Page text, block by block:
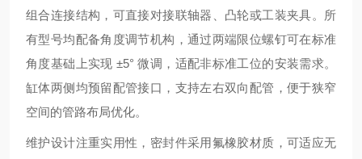
组合连接结构，可直接对接联轴器、凸轮或工装夹具。所
有型号均配备角度调节机构，通过两端限位螺钉可在标准
角度基础上实现 ±5° 微调，适配非标准工位的安装需求。
缸体两侧均预留配管接口，支持左右双向配管，便于狭窄
空间的管路布局优化。
维护设计注重实用性，密封件采用氟橡胶材质，可适应无